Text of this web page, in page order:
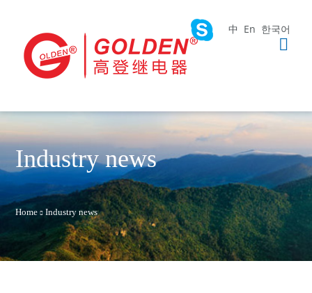
中 En 한국어
Industry news
Home Industry news